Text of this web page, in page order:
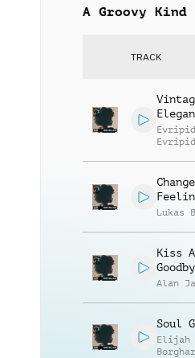
A Groovy Kind
TRACK
Lukas
Kiss
Alan
Soul
Elijah